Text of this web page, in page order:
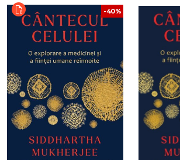
-40%